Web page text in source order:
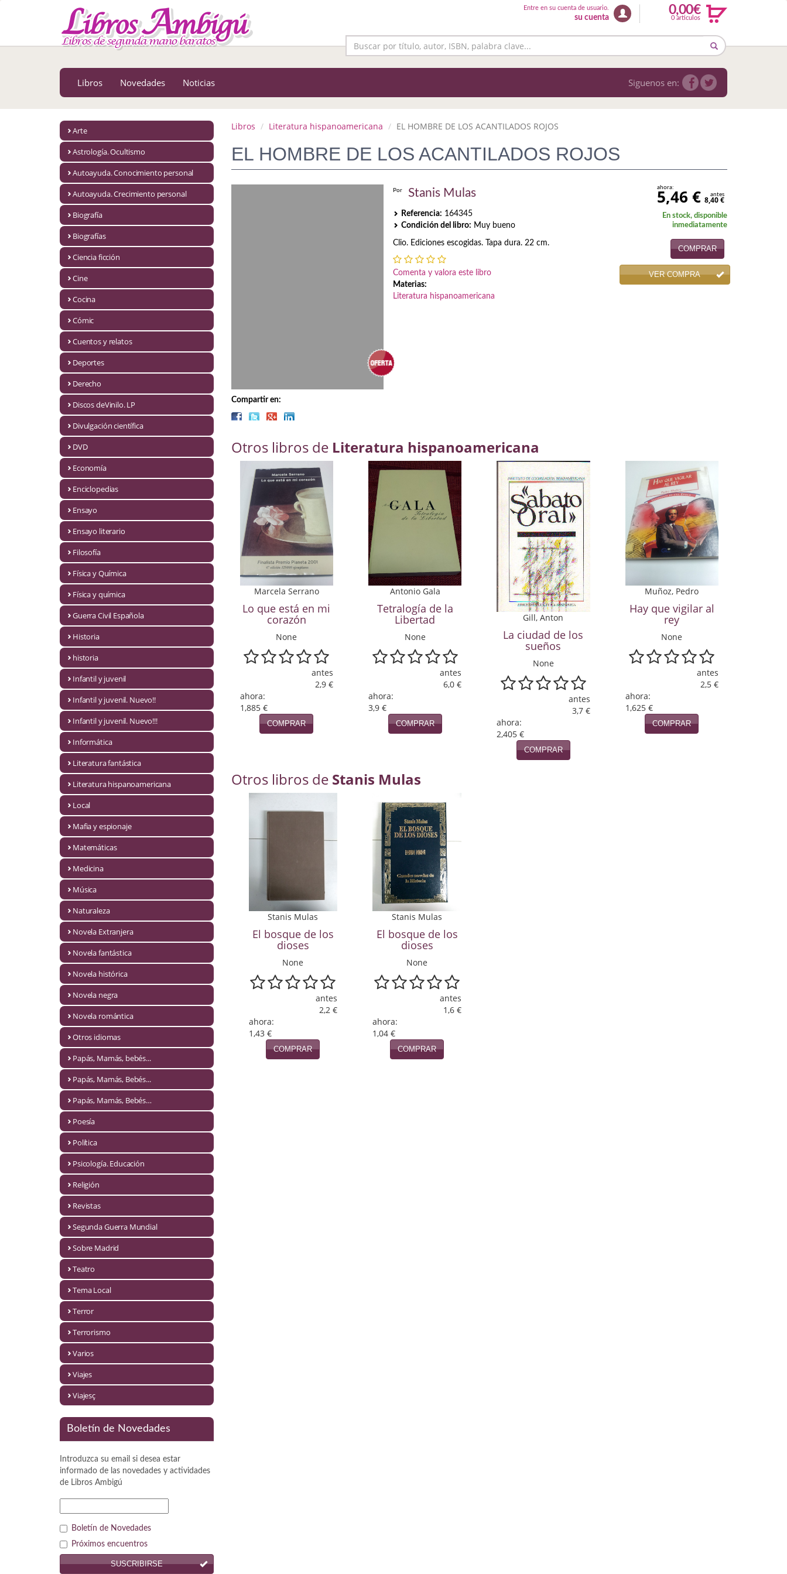
MENÚ PRINCIPAL
Astrología. Ocultismo
Autoayuda. Conocimiento personal
Autoayuda. Crecimiento personal
Ciencia ficción
Cuentos y relatos
Discos deVinilo. LP
Divulgación científica
Ensayo literario
Guerra Civil Española
Infantil y juvenil
Infantil y juvenil. Nuevo!!
Infantil y juvenil. Nuevo!!!
Literatura fantástica
Literatura hispanoamericana
Mafia y espionaje
Novela Extranjera
Novela fantástica
Novela romántica
Otros idiomas
Papás, Mamás, bebés...
Papás, Mamás, Bebés...
Papás, Mamás, Bebés…
Psicología. Educación
Segunda Guerra Mundial
Entre en su cuenta de usuario.
su cuenta
0,00€
0 articulos
Libros Novedades Noticias Siguenos en:
Arte
Astrología. Ocultismo
Autoayuda. Conocimiento personal
Autoayuda. Crecimiento personal
Biografía
Biografías
Ciencia ficción
Cine
Cocina
Cómic
Cuentos y relatos
Deportes
Derecho
Discos deVinilo. LP
Divulgación científica
DVD
Economía
Enciclopedias
Ensayo
Ensayo literario
Filosofía
Física y Química
Física y química
Guerra Civil Española
Historia
historia
Infantil y juvenil
Infantil y juvenil. Nuevo!!
Infantil y juvenil. Nuevo!!!
Informática
Literatura fantástica
Literatura hispanoamericana
Local
Mafia y espionaje
Matemáticas
Medicina
Música
Naturaleza
Novela Extranjera
Novela fantástica
Novela histórica
Novela negra
Novela romántica
Otros idiomas
Papás, Mamás, bebés...
Papás, Mamás, Bebés...
Papás, Mamás, Bebés…
Poesía
Política
Psicología. Educación
Religión
Revistas
Segunda Guerra Mundial
Sobre Madrid
Teatro
Tema Local
Terror
Terrorismo
Varios
Viajes
Viajesç
Boletín de Novedades
Introduzca su email si desea estar
informado de las novedades y actividades
de Libros Ambigú
Boletín de Novedades
Próximos encuentros
SUSCRIBIRSE
Libros Literatura hispanoamericana EL HOMBRE DE LOS ACANTILADOS ROJOS
EL HOMBRE DE LOS ACANTILADOS ROJOS
Compartir en:
Por Stanis Mulas
Referencia: 164345
Condición del libro: Muy bueno
Clio. Ediciones escogidas. Tapa dura. 22 cm.
Comenta y valora este libro
Materias:
Literatura hispanoamericana
ahora:
5,46 € antes
8,40 €
En stock, disponible
inmediatamente
COMPRAR
VER COMPRA
Otros libros de Literatura hispanoamericana
Marcela Serrano
Lo que está en mi
corazón
None
antes
2,9 €
ahora:
1,885 €
COMPRAR
Antonio Gala
Tetralogía de la
Libertad
None
antes
6,0 €
ahora:
3,9 €
COMPRAR
Gill, Anton
La ciudad de los
sueños
None
antes
3,7 €
ahora:
2,405 €
COMPRAR
Muñoz, Pedro
Hay que vigilar al
rey
None
antes
2,5 €
ahora:
1,625 €
COMPRAR
Otros libros de Stanis Mulas
Stanis Mulas
El bosque de los
dioses
None
antes
2,2 €
ahora:
1,43 €
COMPRAR
Stanis Mulas
El bosque de los
dioses
None
antes
1,6 €
ahora:
1,04 €
COMPRAR